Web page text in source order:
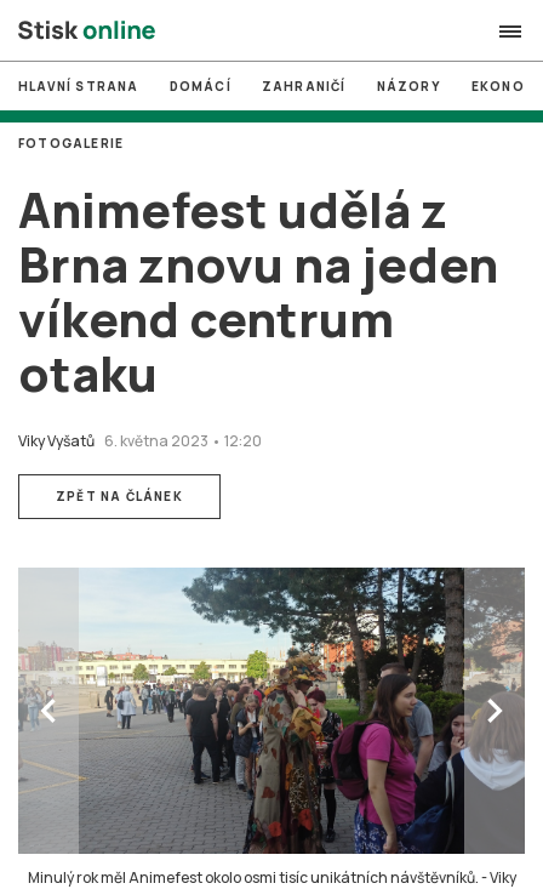
search
# MUNI
# Brno
# volby
login PŘIHLÁSIT SE
Zapomněli jste heslo?
HLAVNÍ STRANA DOMÁCÍ ZAHRANIČÍ NÁZORY
Animefest udělá z
Brna znovu na jeden
víkend centrum
otaku
Viky Vyšatů 6. května 2023 • 12:20
FOTOGALERIE
ZPĚT NA ČLÁNEK
chevron_left chevron_right
Minulý rok měl Animefest okolo osmi tisíc unikátních návštěvníků.-Viky